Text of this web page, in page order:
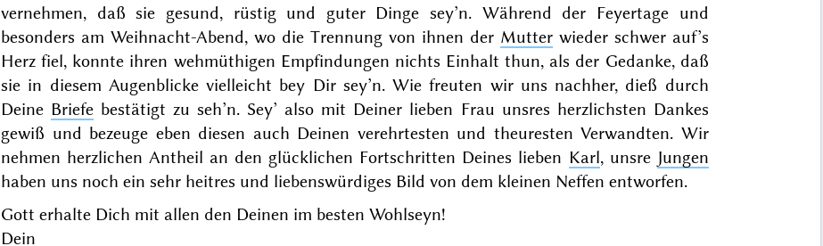
vernehmen, daß sie gesund, rüstig und guter Dinge sey’n. Während der Feyertage und
besonders am Weihnacht-Abend, wo die Trennung von ihnen der Mutterwieder schwer auf’s
Herz fiel, konnte ihren wehmüthigen Empfindungen nichts Einhalt thun, als der Gedanke, daß
sie in diesem Augenblicke vielleicht bey Dir sey’n. Wie freuten wir uns nachher, dieß durch
Deine Briefe bestätigt zu seh’n. Sey’ also mit Deiner lieben Frau unsres herzlichsten Dankes
gewiß und bezeuge eben diesen auch Deinen verehrtesten und theuresten Verwandten. Wir
nehmen herzlichen Antheil an den glücklichen Fortschritten Deines lieben Karl, unsre Jungen
haben uns noch ein sehr heitres und liebenswürdiges Bild von dem kleinen Neffen entworfen.
Gott erhalte Dich mit allen den Deinen im besten Wohlseyn!
Dein